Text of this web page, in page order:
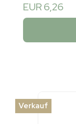
EUR 6,26
Verkauf